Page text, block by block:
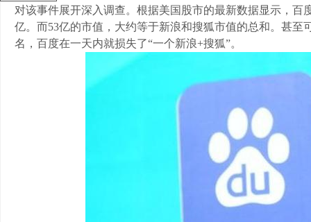
对该事件展开深入调查。根据美国股市的最新数据显示，百
亿。而53亿的市值，大约等于新浪和搜狐市值的总和。甚至
名，百度在一天内就损失了“一个新浪+搜狐”。